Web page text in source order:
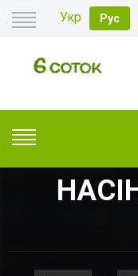
Укр Рус
Головна
Оплата
Доставка